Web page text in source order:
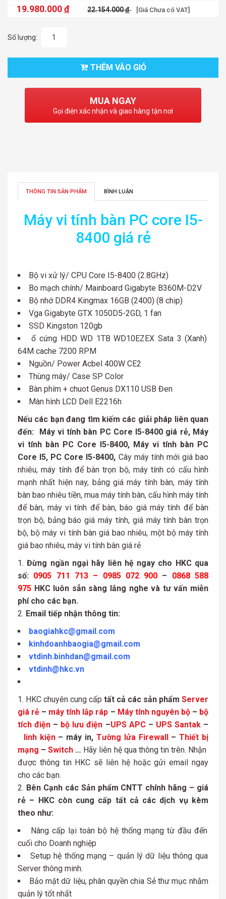
19.980.000đ 22.154.000đ [Giá Chưa có VAT]
Số lượng:
THÊM VÀO GIỎ
MUA NGAY
Gọi điện xác nhận và giao hàng tận nơi
THÔNG TIN SẢN PHẨM BÌNH LUẬN
Máy vi tính bàn PC core I5-
8400 giá rẻ
Bộ vi xử lý/ CPU Core I5-8400 (2.8GHz)
Bo mạch chính/ Mainboard Gigabyte B360M-D2V
Bộ nhớ DDR4 Kingmax 16GB (2400) (8 chip)
Vga Gigabyte GTX 1050D5-2GD, 1 fan
SSD Kingston 120gb
ổ cứng HDD WD 1TB WD10EZEX Sata 3 (Xanh)
64M cache 7200 RPM
Nguồn/ Power Acbel 400W CE2
Thùng máy/ Case SP Color
Bàn phím + chuot Genus DX110 USB Đen
Màn hình LCD Dell E2216h
Nếu các bạn đang tìm kiếm các giải pháp liên quan
đến: Máy vi tính bàn PC Core I5-8400 giá rẻ, Máy
vi tính bàn PC Core I5-8400, Máy vi tính bàn PC
Core I5, PC Core I5-8400, Cây máy tính mới giá bao
nhiêu, máy tính để bàn trọn bộ, máy tính có cấu hình
mạnh nhất hiện nay, bảng giá máy tính bàn, máy tính
bàn bao nhiêu tiền, mua máy tính bàn, cấu hình máy tính
để bàn, máy vi tính để bàn, báo giá máy tính để bàn
trọn bộ, bảng báo giá máy tính, giá máy tính bàn trọn
bộ, bộ máy vi tính bàn giá bao nhiêu, một bộ máy tính
giá bao nhiêu, máy vi tính bàn giá rẻ
Đừng ngần ngại hãy liên hệ ngay cho HKC qua
số: 0905 711 713 – 0985 072 900 – 0868 588
975 HKC luôn sẳn sàng lắng nghe và tư vấn miễn
phí cho các bạn.
Email tiếp nhận thông tin:
baogiahkc@gmail.com
kinhdoanhbaogia@gmail.com
vtdinh.binhdan@gmail.com
vtdinh@hkc.vn
HKC chuyên cung cấp tất cả các sản phẩm Server
giá rẻ – máy tính lắp ráp – Máy tính nguyên bộ– bộ
tích điện – bộ lưu điện –UPS APC– UPS Santak–
linh kiện– máy in, Tường lửa Firewall–Thiết bị
mạng –Switch … Hãy liên hệ qua thông tin trên. Nhận
được thông tin HKC sẽ liên hệ hoặc gửi email ngay
cho các bạn.
Bên Cạnh các Sản phẩm CNTT chính hãng – giá
rẻ – HKC còn cung cấp tất cả các dịch vụ kèm
theo như:
Nâng cấp lại toàn bộ hệ thống mạng từ đầu đến
cuối cho Doanh nghiệp
Setup hệ thống mạng – quản lý dữ liệu thông qua
Server thông minh.
Bảo mật dữ liệu, phân quyền chia Sẻ thư mục nhằm
quản lý tốt nhất